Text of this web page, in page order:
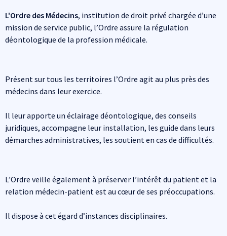
L'Ordre des Médecins, institution de droit privé chargée d’une
mission de service public, l’Ordre assure la régulation
déontologique de la profession médicale.
Présent sur tous les territoires l’Ordre agit au plus près des
médecins dans leur exercice.
Il leur apporte un éclairage déontologique, des conseils
juridiques, accompagne leur installation, les guide dans leurs
démarches administratives, les soutient en cas de difficultés.
L’Ordre veille également à préserver l’intérêt du patient et la
relation médecin-patient est au cœur de ses préoccupations.
Il dispose à cet égard d’instances disciplinaires.